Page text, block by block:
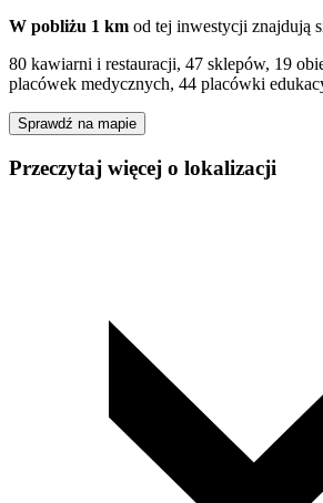
W pobliżu 1 km od tej inwestycji znajdują
80 kawiarni i restauracji, 47 sklepów, 19
placówek medycznych, 44 placówki
Sprawdź na mapie
Przeczytaj więcej o lokalizacji